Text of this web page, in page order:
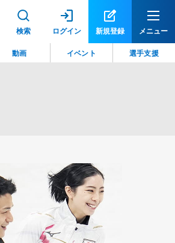
検索 ログイン 新規登録 メニュー
動画 イベント 選手支援